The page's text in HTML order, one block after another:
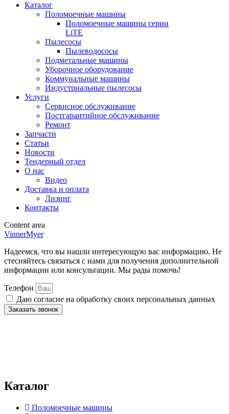
Каталог
Поломоечные машины
Поломоечные машины серии
LiTE
Пылесосы
Пылеводососы
Подметальные машины
Уборочное оборудование
Коммунальные машины
Индустриальные пылесосы
Услуги
Сервисное обслуживание
Постгарантийное обслуживание
Ремонт
Запчасти
Статьи
Новости
Тендерный отдел
О нас
Видео
Доставка и оплата
Лизинг
Контакты
Content area
VinnerMyer
Надеемся, что вы нашли интересующую вас информацию. Не
стесняйтесь связаться с нами для получения дополнительной
информации или консультации. Мы рады помочь!
Телефон
Даю согласие на обработку своих персональных данных
Заказать звонок
Каталог
Поломоечные машины